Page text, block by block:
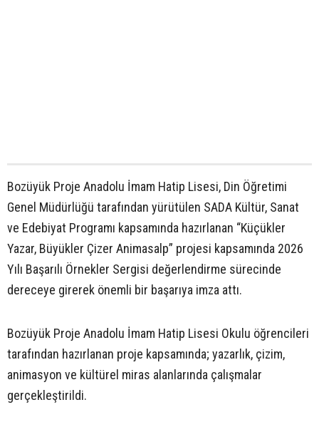
Bozüyük Proje Anadolu İmam Hatip Lisesi, Din Öğretimi
Genel Müdürlüğü tarafından yürütülen SADA Kültür, Sanat
ve Edebiyat Programı kapsamında hazırlanan “Küçükler
Yazar, Büyükler Çizer Animasalp” projesi kapsamında 2026
Yılı Başarılı Örnekler Sergisi değerlendirme sürecinde
dereceye girerek önemli bir başarıya imza attı.
Bozüyük Proje Anadolu İmam Hatip Lisesi Okulu öğrencileri
tarafından hazırlanan proje kapsamında; yazarlık, çizim,
animasyon ve kültürel miras alanlarında çalışmalar
gerçekleştirildi.